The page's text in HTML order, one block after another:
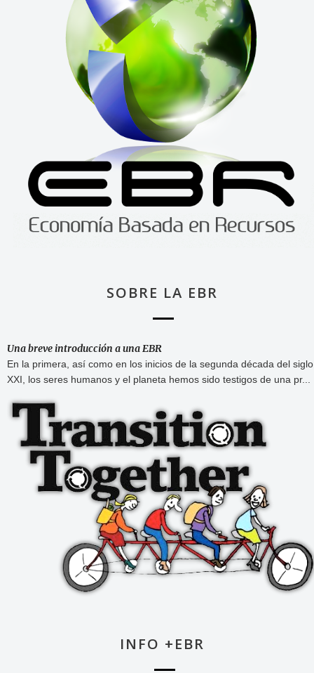
SOBRE LA EBR
Una breve introducción a una EBR
En la primera, así como en los inicios de la segunda década del siglo
XXI, los seres humanos y el planeta hemos sido testigos de una pr...
INFO +EBR